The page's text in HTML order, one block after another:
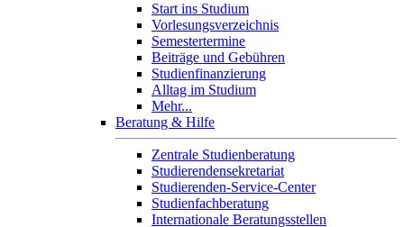
Start ins Studium
Vorlesungsverzeichnis
Semestertermine
Beiträge und Gebühren
Studienfinanzierung
Alltag im Studium
Mehr...
Beratung & Hilfe
Zentrale Studienberatung
Studierendensekretariat
Studierenden-Service-Center
Studienfachberatung
Internationale Beratungsstellen